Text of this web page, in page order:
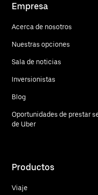
Empresa
Acerca de nosotros
Nuestras opciones
Sala de noticias
Inversionistas
Blog
Oportunidades de prestar
de Uber
Productos
Viaje